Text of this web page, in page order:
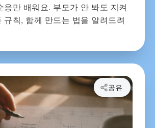
응만 배워요. 부모가 안 봐도 지켜
규칙, 함께 만드는 법을 알려드려
공유